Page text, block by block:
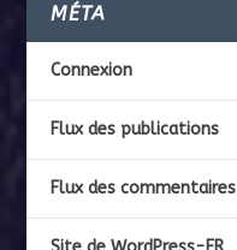
MÉTA
Connexion
Flux des publications
Flux des commentaires